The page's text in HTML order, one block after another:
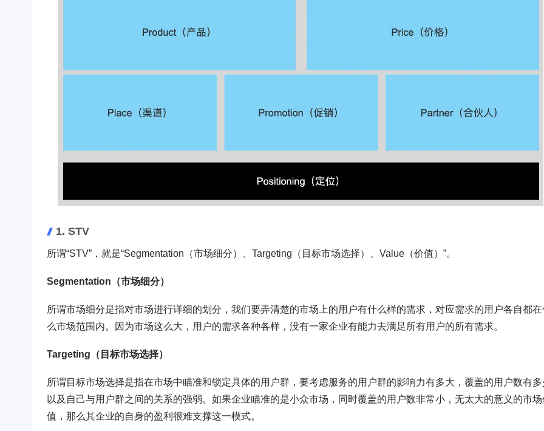
1. STV
所谓“STV”，就是“Segmentation（市场细分）、Targeting（目标市场选择）、Value（价值）”。
Segmentation（市场细分）
所谓市场细分是指对市场进行详细的划分，我们要弄清楚的市场上的用户有什么样的需求，对应需求的用户各自都在
么市场范围内。因为市场这么大，用户的需求各种各样，没有一家企业有能力去满足所有用户的所有需求。
Targeting（目标市场选择）
所谓目标市场选择是指在市场中瞄准和锁定具体的用户群，要考虑服务的用户群的影响力有多大，覆盖的用户数有多
以及自己与用户群之间的关系的强弱。如果企业瞄准的是小众市场，同时覆盖的用户数非常小，无太大的意义的市场
值，那么其企业的自身的盈利很难支撑这一模式。